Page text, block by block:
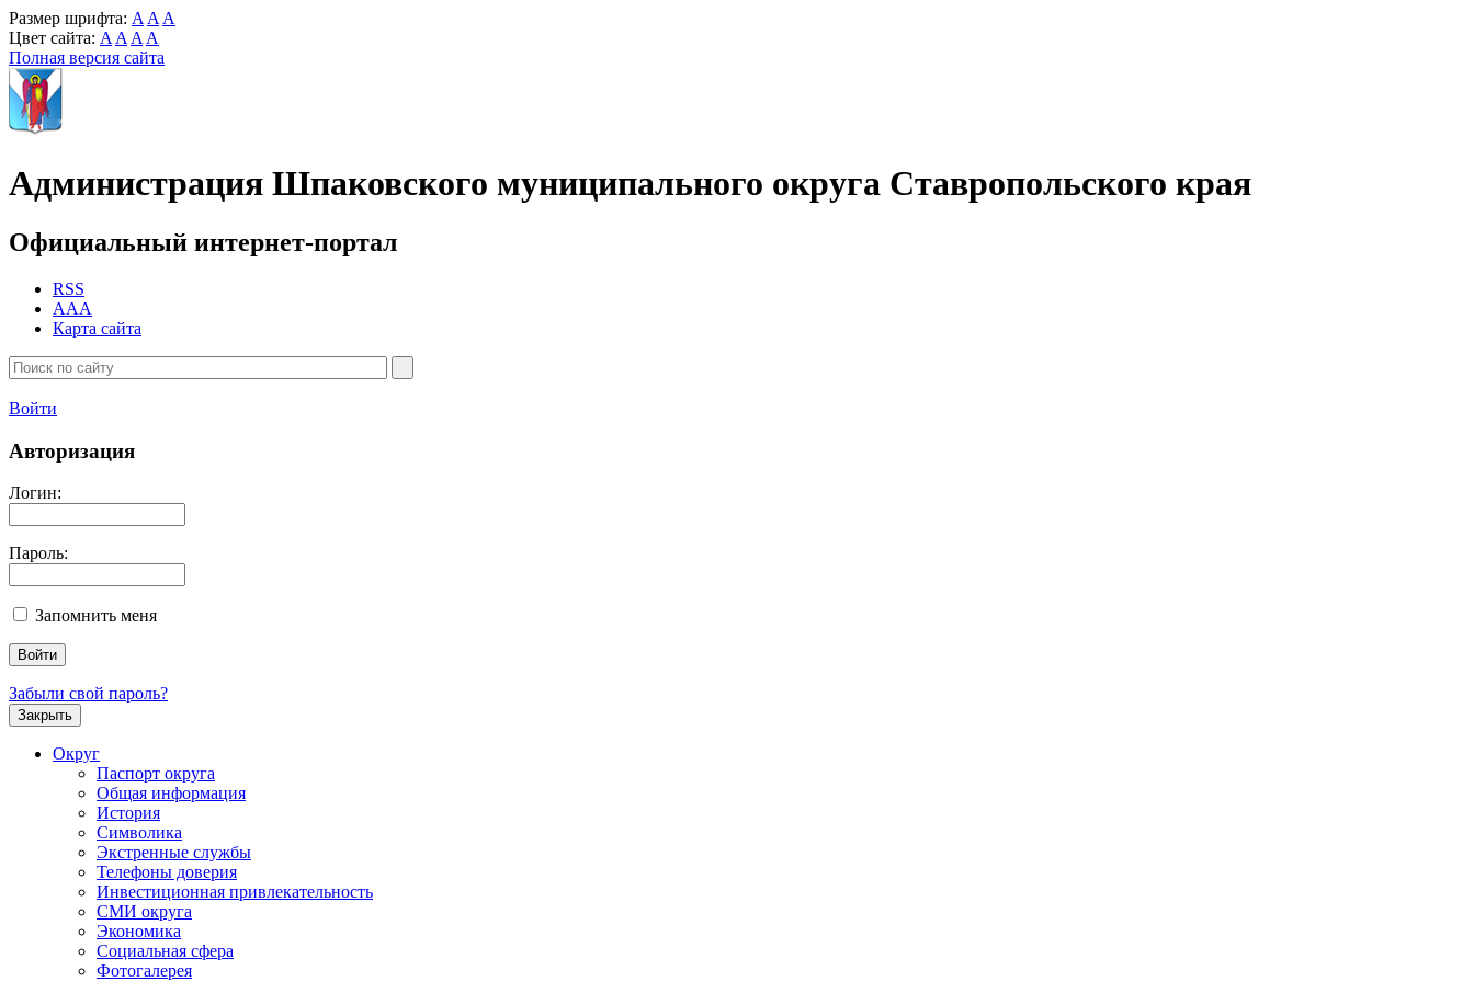
Размер шрифта: A A A
Цвет сайта: A A A A
Полная версия сайта
Администрация Шпаковского муниципального округа Ставропольского края
Официальный интернет-портал
RSS
AAA
Карта сайта
Войти
Авторизация
Логин:
Пароль:
Запомнить меня
Забыли свой пароль?
Закрыть
Округ
Паспорт округа
Общая информация
История
Символика
Экстренные службы
Телефоны доверия
Инвестиционная привлекательность
СМИ округа
Экономика
Социальная сфера
Фотогалерея